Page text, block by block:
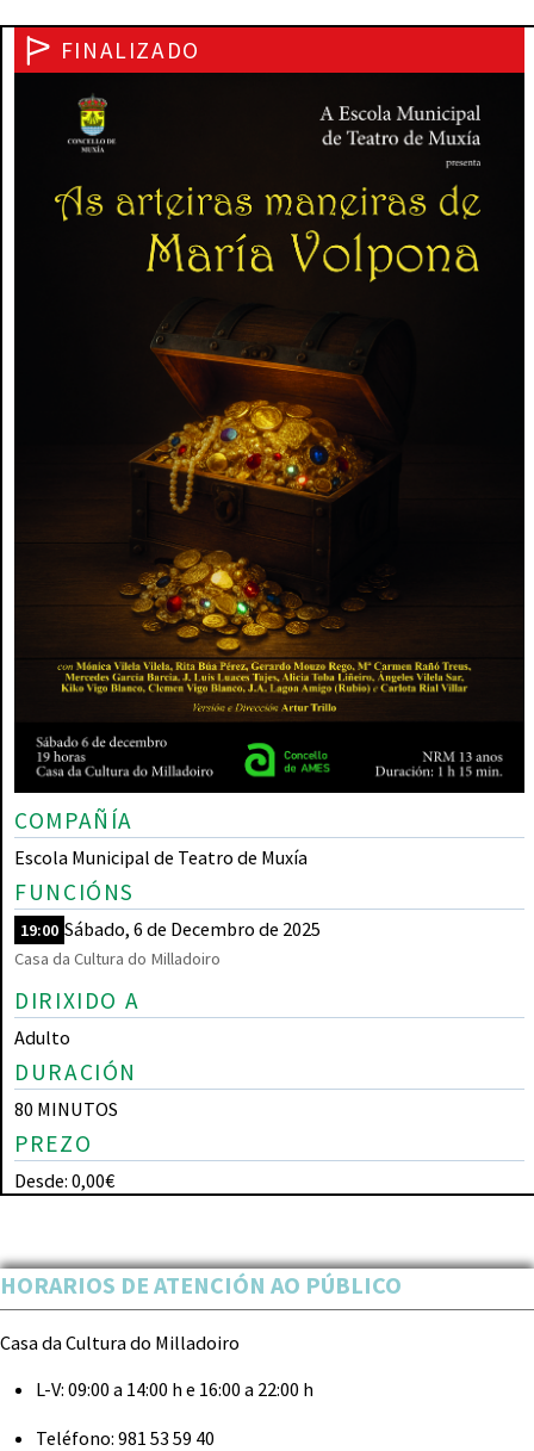
FINALIZADO
COMPAÑÍA
Escola Municipal de Teatro de Muxía
FUNCIÓNS
Sábado, 6 de Decembro de 2025
19:00
Casa da Cultura do Milladoiro
DIRIXIDO A
Adulto
DURACIÓN
80 MINUTOS
PREZO
Desde: 0,00€
HORARIOS DE ATENCIÓN AO PÚBLICO
Casa da Cultura do Milladoiro
L-V: 09:00 a 14:00 h e 16:00 a 22:00 h
Teléfono: 981 53 59 40